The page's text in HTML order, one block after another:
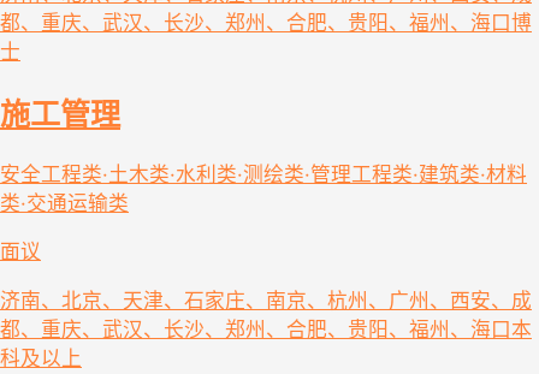
都、重庆、武汉、长沙、郑州、合肥、贵阳、福州、海口博
士
施工管理
安全工程类·土木类·水利类·测绘类·管理工程类·建筑类·材料
类·交通运输类
面议
济南、北京、天津、石家庄、南京、杭州、广州、西安、成
都、重庆、武汉、长沙、郑州、合肥、贵阳、福州、海口本
科及以上